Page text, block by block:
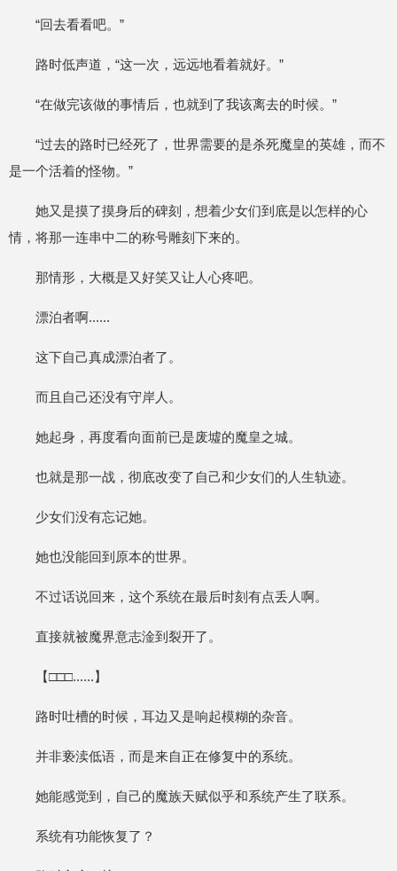
“回去看看吧。”
路时低声道，“这一次，远远地看着就好。”
“在做完该做的事情后，也就到了我该离去的时候。”
“过去的路时已经死了，世界需要的是杀死魔皇的英雄，而不
是一个活着的怪物。”
她又是摸了摸身后的碑刻，想着少女们到底是以怎样的心
情，将那一连串中二的称号雕刻下来的。
那情形，大概是又好笑又让人心疼吧。
漂泊者啊......
这下自己真成漂泊者了。
而且自己还没有守岸人。
她起身，再度看向面前已是废墟的魔皇之城。
也就是那一战，彻底改变了自己和少女们的人生轨迹。
少女们没有忘记她。
她也没能回到原本的世界。
不过话说回来，这个系统在最后时刻有点丢人啊。
直接就被魔界意志淦到裂开了。
【□□□......】
路时吐槽的时候，耳边又是响起模糊的杂音。
并非亵渎低语，而是来自正在修复中的系统。
她能感觉到，自己的魔族天赋似乎和系统产生了联系。
系统有功能恢复了？